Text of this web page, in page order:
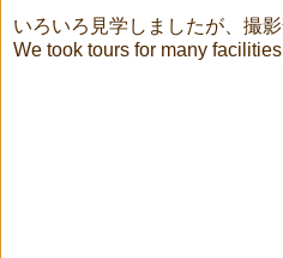
いろいろ見学しましたが、撮
We took tours for many